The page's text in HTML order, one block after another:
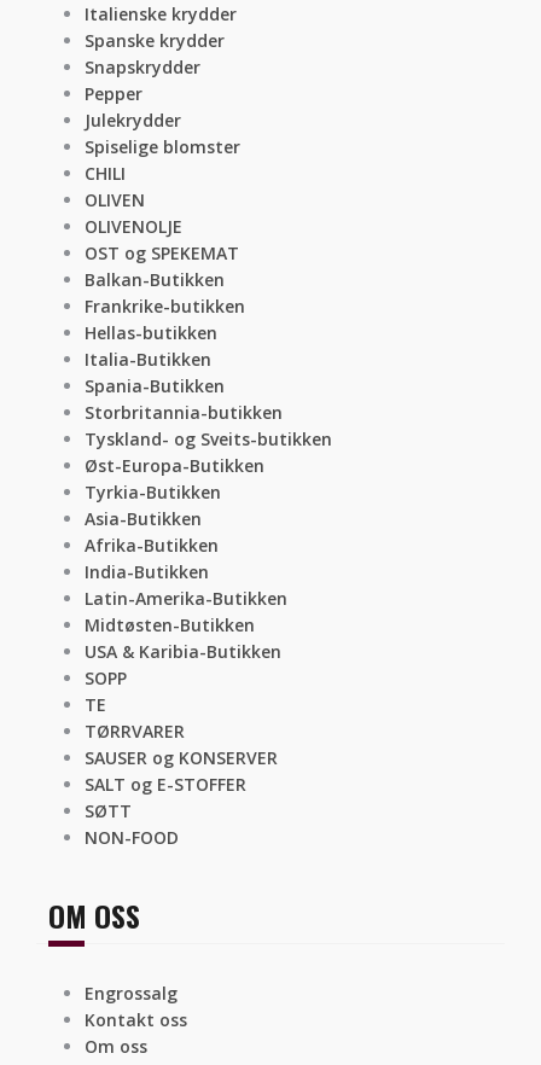
Italienske krydder
Spanske krydder
Snapskrydder
Pepper
Julekrydder
Spiselige blomster
CHILI
OLIVEN
OLIVENOLJE
OST og SPEKEMAT
Balkan-Butikken
Frankrike-butikken
Hellas-butikken
Italia-Butikken
Spania-Butikken
Storbritannia-butikken
Tyskland- og Sveits-butikken
Øst-Europa-Butikken
Tyrkia-Butikken
Asia-Butikken
Afrika-Butikken
India-Butikken
Latin-Amerika-Butikken
Midtøsten-Butikken
USA & Karibia-Butikken
SOPP
TE
TØRRVARER
SAUSER og KONSERVER
SALT og E-STOFFER
SØTT
NON-FOOD
OM OSS
Engrossalg
Kontakt oss
Om oss